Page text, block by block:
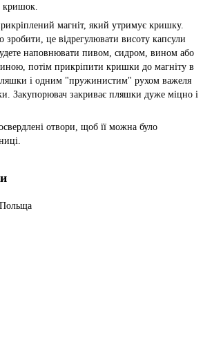
кришок.
магніт, який утримує кришку.
це відрегулювати висоту капсули
наповнювати пивом, сидром, вином або
потім прикріпити кришки до магніту в
і одним "пружинистим" рухом важеля
Закупорювач закриває пляшки дуже міцно і
отвори, щоб її можна було
Польща